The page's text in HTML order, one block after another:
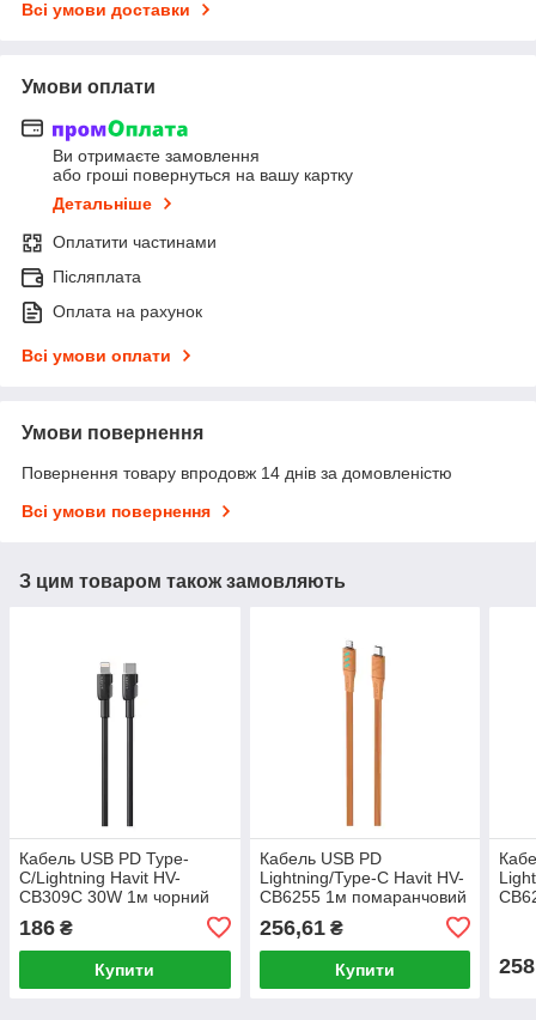
Всі умови доставки
Умови оплати
Ви отримаєте замовлення
або гроші повернуться на вашу картку
Детальніше
Оплатити частинами
Післяплата
Оплата на рахунок
Всі умови оплати
Умови повернення
Повернення товару впродовж 14 днів за домовленістю
Всі умови повернення
З цим товаром також замовляють
Кабель USB PD Type-
C/Lightning Havit HV-
CB309C 30W 1м чорний
186 ₴
Купити
Кабель USB PD
Lightning/Type-C Havit HV-
CB6255 1м помаранчовий
256,61₴
Купити 258